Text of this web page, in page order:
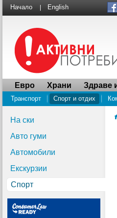
Начало English
Евро Храни Здраве
Транспорт Спорт и отдих
ПРОУЧВАНЕ
На ски
Авто гуми
Автомобили
Екскурзии
Спорт